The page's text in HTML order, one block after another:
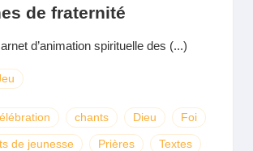
de fraternité
d’animation spirituelle des (...)
chants Dieu Foi
de jeunesse Prières Textes